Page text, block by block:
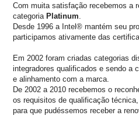
Com muita satisfação recebemos a
categoria Platinum
Desde 1996 a Intel® mantém seu
participamos ativamente das
Em 2002 foram criadas categorias
integradores qualificados e sendo a
e alinhamento com a marca.
De 2002 a 2010 recebemos o
os requisitos de qualificação
para que pudéssemos receber a